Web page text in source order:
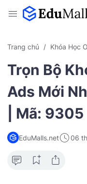
Trang chủ Khóa Học
Trọn Bộ
Ads Mới
| Mã: 9305
EduMalls.net 06